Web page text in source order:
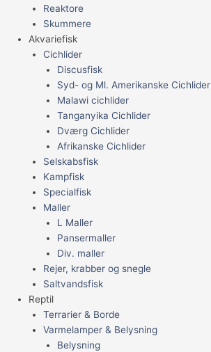
Reaktore
Skummere
Akvariefisk
Cichlider
Discusfisk
Syd- og Ml. Amerikanske Cichlider
Malawi cichlider
Tanganyika Cichlider
Dværg Cichlider
Afrikanske Cichlider
Selskabsfisk
Kampfisk
Specialfisk
Maller
L Maller
Pansermaller
Div. maller
Rejer, krabber og snegle
Saltvandsfisk
Reptil
Terrarier & Borde
Varmelamper & Belysning
Belysning